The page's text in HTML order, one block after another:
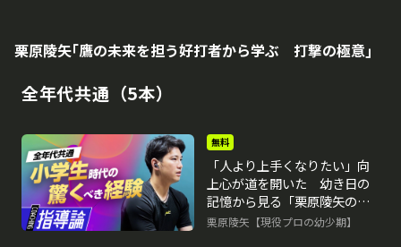
栗原陵矢｢鷹の未来を担う好打者から学ぶ 打撃の極意｣
全年代共通（5本）
再生中
無料
「人より上手くなりたい」向
上心が道を開いた 幼き日の
記憶から見る「栗原陵矢の思
考」
栗原陵矢【現役プロの幼少期】